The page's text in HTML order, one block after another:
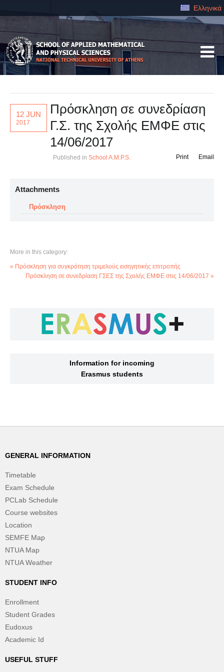
Ελληνικά
12 JUN
2017
Πρόσκληση σε συνεδρίαση
Γ.Σ. της Σχολής ΕΜΦΕ στις
14/06/2017
Published in School A.M.P.S. Email
Print
Attachments
Πρόσκληση
More in this category:
« Πρόσκληση για συγκρότηση τριμελούς εισηγητικής επιτροπής
Πρόσκληση σε συνεδρίαση ΓΣΕΣ της Σχολής ΕΜΦΕ στις 14/06/2017 »
Information for incoming
Erasmus students
GENERAL INFORMATION
Timetable
Exam Schedule
PCLab Schedule
Course websites
Location
SEMFE Map
NTUA Map
NTUA Weather
STUDENT INFO
Enrollment
Student Grades
Eudoxus
Academic Id
USEFUL STUFF